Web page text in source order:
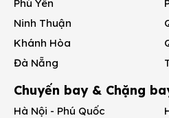
Phú Yên
Ninh Thuận
Khánh Hòa
Đà Nẵng
Chuyến bay & Chặng
Hà Nội - Phú Quốc